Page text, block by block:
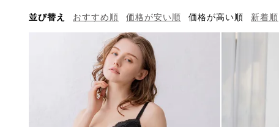
並び替え おすすめ順 価格が安い順 価格が高い順 新着順